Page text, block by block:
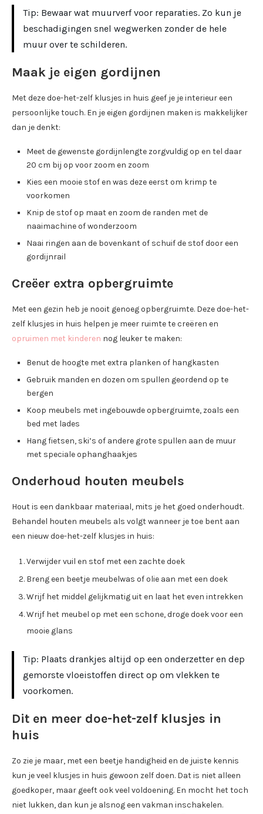
Tip: Bewaar wat muurverf voor reparaties. Zo kun je
beschadigingen snel wegwerken zonder de hele
muur over te schilderen.
Maak je eigen gordijnen
Met deze doe-het-zelf klusjes in huis geef je je interieur een
persoonlijke touch. En je eigen gordijnen maken is makkelijker
dan je denkt:
Meet de gewenste gordijnlengte zorgvuldig op en tel daar
20 cm bij op voor zoom en zoom
Kies een mooie stof en was deze eerst om krimp te
voorkomen
Knip de stof op maat en zoom de randen met de
naaimachine of wonderzoom
Naai ringen aan de bovenkant of schuif de stof door een
gordijnrail
Creëer extra opbergruimte
Met een gezin heb je nooit genoeg opbergruimte. Deze doe-het-
zelf klusjes in huis helpen je meer ruimte te creëren en
opruimen met kinderen nog leuker te maken:
Benut de hoogte met extra planken of hangkasten
Gebruik manden en dozen om spullen geordend op te
bergen
Koop meubels met ingebouwde opbergruimte, zoals een
bed met lades
Hang fietsen, ski’s of andere grote spullen aan de muur
met speciale ophanghaakjes
Onderhoud houten meubels
Hout is een dankbaar materiaal, mits je het goed onderhoudt.
Behandel houten meubels als volgt wanneer je toe bent aan
een nieuw doe-het-zelf klusjes in huis:
Verwijder vuil en stof met een zachte doek
Breng een beetje meubelwas of olie aan met een doek
Wrijf het middel gelijkmatig uit en laat het even intrekken
Wrijf het meubel op met een schone, droge doek voor een
mooie glans
Tip: Plaats drankjes altijd op een onderzetter en dep
gemorste vloeistoffen direct op om vlekken te
voorkomen.
Dit en meer doe-het-zelf klusjes in
huis
Zo zie je maar, met een beetje handigheid en de juiste kennis
kun je veel klusjes in huis gewoon zelf doen. Dat is niet alleen
goedkoper, maar geeft ook veel voldoening. En mocht het toch
niet lukken, dan kun je alsnog een vakman inschakelen.